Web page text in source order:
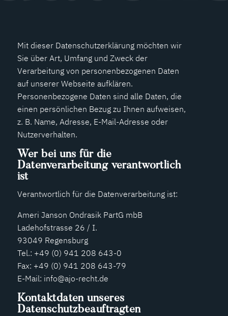
Mit dieser Datenschutzerklärung möchten wir
Sie über Art, Umfang und Zweck der
Verarbeitung von personenbezogenen Daten
auf unserer Webseite aufklären.
Personenbezogene Daten sind alle Daten, die
einen persönlichen Bezug zu Ihnen aufweisen,
z. B. Name, Adresse, E-Mail-Adresse oder
Nutzerverhalten.
Wer bei uns für die
Datenverarbeitung verantwortlich
ist
Verantwortlich für die Datenverarbeitung ist:
Ameri Janson Ondrasik PartG mbB
Ladehofstrasse 26 / I.
93049 Regensburg
Tel.: +49 (0) 941 208 643-0
Fax: +49 (0) 941 208 643-79
E-Mail: info@ajo-recht.de
Kontaktdaten unseres
Datenschutzbeauftragten